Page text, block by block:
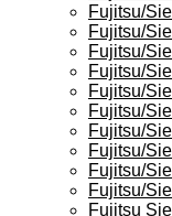
Fujitsu/
Fujitsu/
Fujitsu/
Fujitsu/
Fujitsu/
Fujitsu/
Fujitsu/
Fujitsu/
Fujitsu/
Fujitsu/
Fujitsu